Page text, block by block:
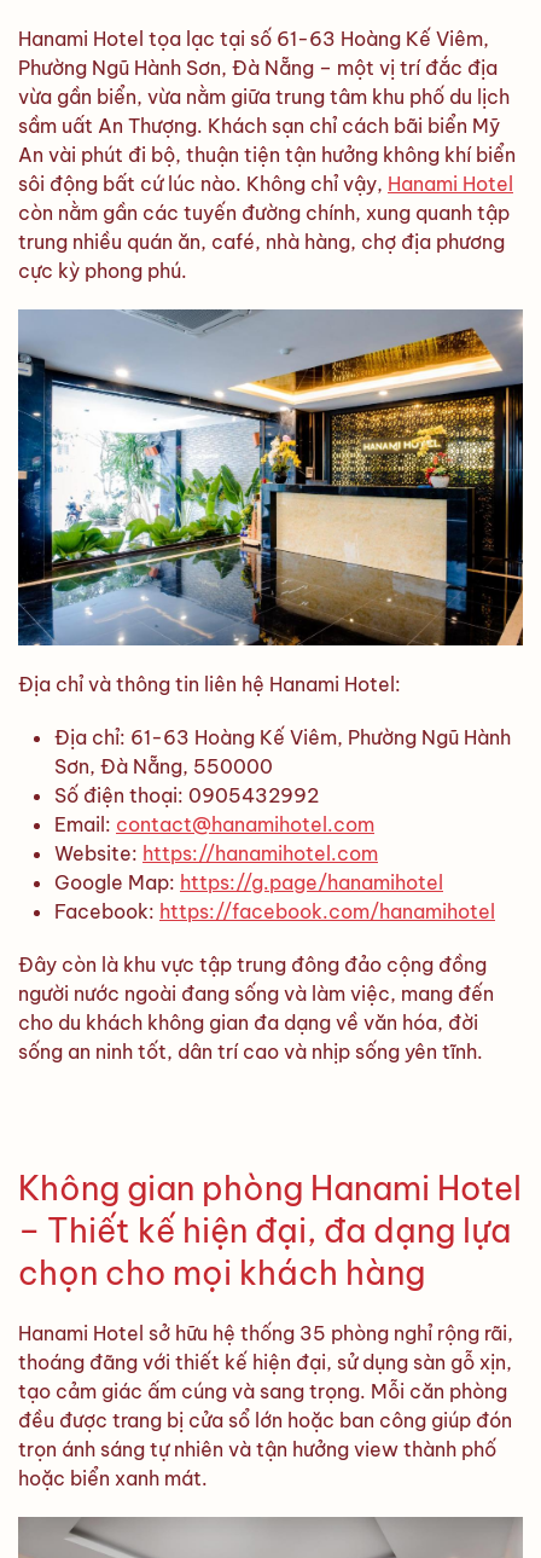
Hanami Hotel tọa lạc tại số 61-63 Hoàng Kế Viêm,
Phường Ngũ Hành Sơn, Đà Nẵng – một vị trí đắc địa
vừa gần biển, vừa nằm giữa trung tâm khu phố du lịch
sầm uất An Thượng. Khách sạn chỉ cách bãi biển Mỹ
An vài phút đi bộ, thuận tiện tận hưởng không khí biển
sôi động bất cứ lúc nào. Không chỉ vậy, Hanami Hotel
còn nằm gần các tuyến đường chính, xung quanh tập
trung nhiều quán ăn, café, nhà hàng, chợ địa phương
cực kỳ phong phú.
Địa chỉ và thông tin liên hệ Hanami Hotel:
Địa chỉ: 61-63 Hoàng Kế Viêm, Phường Ngũ Hành
Sơn, Đà Nẵng, 550000
Số điện thoại: 0905432992
Email: contact@hanamihotel.com
Website: https://hanamihotel.com
Google Map: https://g.page/hanamihotel
Facebook: https://facebook.com/hanamihotel
Đây còn là khu vực tập trung đông đảo cộng đồng
người nước ngoài đang sống và làm việc, mang đến
cho du khách không gian đa dạng về văn hóa, đời
sống an ninh tốt, dân trí cao và nhịp sống yên tĩnh.
Không gian phòng Hanami Hotel
– Thiết kế hiện đại, đa dạng lựa
chọn cho mọi khách hàng
Hanami Hotel sở hữu hệ thống 35 phòng nghỉ rộng rãi,
thoáng đãng với thiết kế hiện đại, sử dụng sàn gỗ xịn,
tạo cảm giác ấm cúng và sang trọng. Mỗi căn phòng
đều được trang bị cửa sổ lớn hoặc ban công giúp đón
trọn ánh sáng tự nhiên và tận hưởng view thành phố
hoặc biển xanh mát.